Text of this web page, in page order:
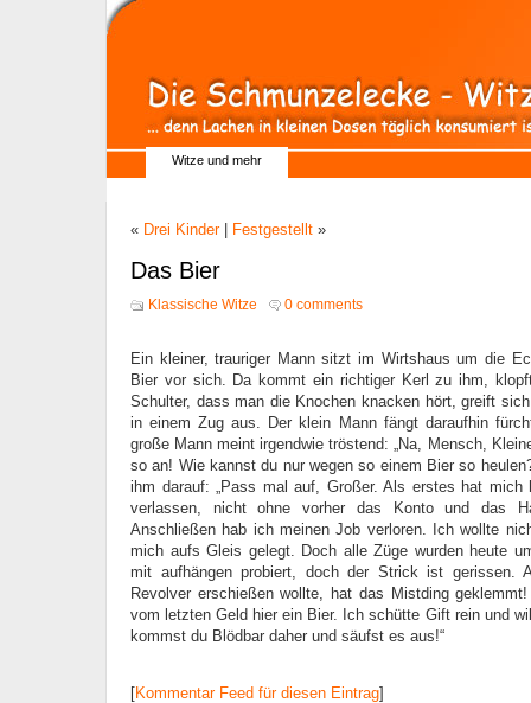
Witze und mehr
« Drei Kinder| Festgestellt »
Das Bier
Klassische Witze 0 comments
Ein kleiner, trauriger Mann sitzt im Wirtshaus um die
Bier vor sich. Da kommt ein richtiger Kerl zu ihm,
Schulter, dass man die Knochen knacken hört, greift
in einem Zug aus. Der klein Mann fängt daraufhin
große Mann meint irgendwie tröstend: „Na, Mensch,
so an! Wie kannst du nur wegen so einem Bier so
ihm darauf: „Pass mal auf, Großer. Als erstes hat mich
verlassen, nicht ohne vorher das Konto und das
Anschließen hab ich meinen Job verloren. Ich wollte
mich aufs Gleis gelegt. Doch alle Züge wurden heute
mit aufhängen probiert, doch der Strick ist gerissen.
Revolver erschießen wollte, hat das Mistding
vom letzten Geld hier ein Bier. Ich schütte Gift rein und
kommst du Blödbar daher und säufst es aus!“
[Kommentar Feed für diesen Eintrag]